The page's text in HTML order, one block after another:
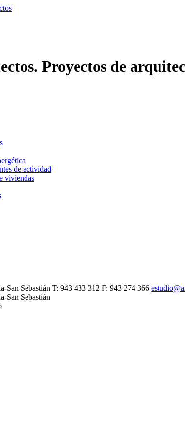
Proyectos de
de actividad
viviendas
San Sebastián T: 943 433 312 F: 943 274 366
San Sebastián